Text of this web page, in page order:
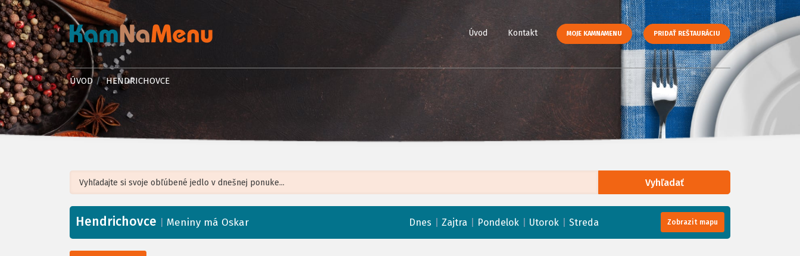
Úvod Kontakt MOJE KAMNAMENU PRIDAŤ REŠTAURÁCIU
ÚVOD HENDRICHOVCE
Vyhľadať
+
−
Hendrichovce Meniny má Oskar Dnes Zajtra Pondelok Utorok Streda Zobrazit mapu